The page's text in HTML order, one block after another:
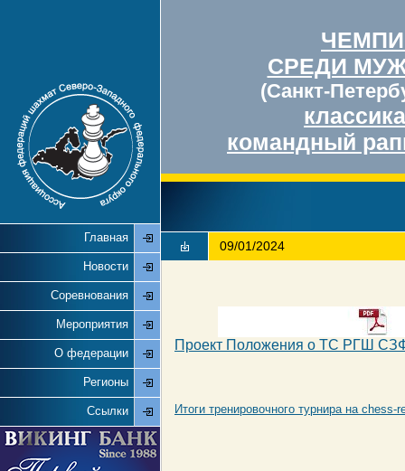
СРЕДИ
(Санкт-
классика
командный
Главная
Новости
Соревнования
Мероприятия
О федерации
Регионы
Ссылки
09/01/2024
Проект Положения о ТС РГШ
Итоги тренировочного турнира на chess-